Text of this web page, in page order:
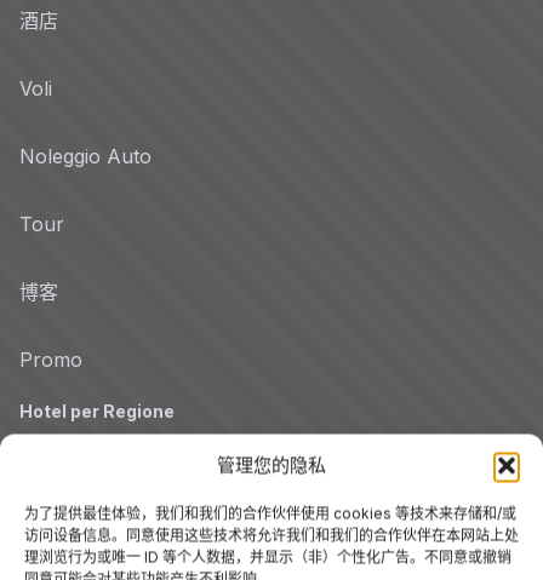
管理您的隐私
为了提供最佳体验，我们和我们的合作伙伴使用 cookies 等技术来存储和/或
访问设备信息。同意使用这些技术将允许我们和我们的合作伙伴在本网站上处
理浏览行为或唯一 ID 等个人数据，并显示（非）个性化广告。不同意或撤销
酒店
Voli
Noleggio Auto
Tour
博客
Promo
Hotel per Regione
托斯卡纳